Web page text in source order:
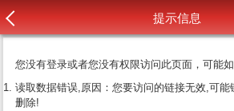
提示信息
您没有登录或者您没有权限访问此页面，可能
读取数据错误,原因：您要访问的链接无效,可能
删除!